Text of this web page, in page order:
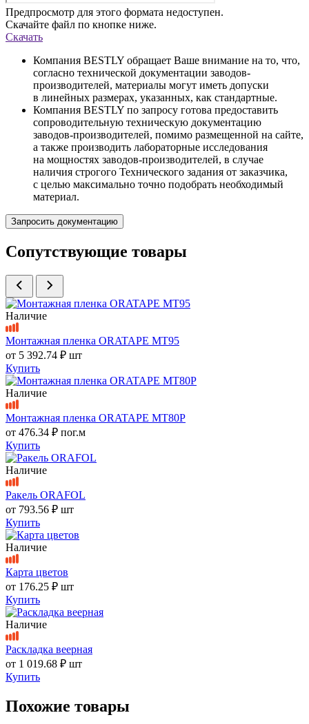
Предпросмотр для этого формата недоступен.
Скачайте файл по кнопке ниже.
Скачать
Компания BESTLY обращает Ваше внимание на то, что,
согласно технической документации заводов-
производителей, материалы могут иметь допуски
в линейных размерах, указанных, как стандартные.
Компания BESTLY по запросу готова предоставить
сопроводительную техническую документацию
заводов-производителей, помимо размещенной на сайте,
а также производить лабораторные исследования
на мощностях заводов-производителей, в случае
наличия строгого Технического задания от заказчика,
с целью максимально точно подобрать необходимый
материал.
Запросить документацию
Сопутствующие товары
Наличие
Монтажная пленка ORATAPE MT95
от 5 392.74 ₽ шт
Купить
Наличие
Монтажная пленка ORATAPE MT80P
от 476.34 ₽ пог.м
Купить
Наличие
Ракель ORAFOL
от 793.56 ₽ шт
Купить
Наличие
Карта цветов
от 176.25 ₽ шт
Купить
Наличие
Раскладка веерная
от 1 019.68 ₽ шт
Купить
Похожие товары